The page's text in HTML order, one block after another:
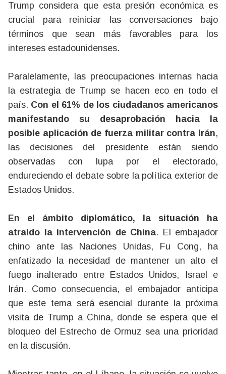
Trump considera que esta presión económica es
crucial para reiniciar las conversaciones bajo
términos que sean más favorables para los
intereses estadounidenses.
Paralelamente, las preocupaciones internas hacia
la estrategia de Trump se hacen eco en todo el
país. Con el 61% de los ciudadanos americanos
manifestando su desaprobación hacia la
posible aplicación de fuerza militar contra Irán,
las decisiones del presidente están siendo
observadas con lupa por el electorado,
endureciendo el debate sobre la política exterior de
Estados Unidos.
En el ámbito diplomático, la situación ha
atraído la intervención de China. El embajador
chino ante las Naciones Unidas, Fu Cong, ha
enfatizado la necesidad de mantener un alto el
fuego inalterado entre Estados Unidos, Israel e
Irán. Como consecuencia, el embajador anticipa
que este tema será esencial durante la próxima
visita de Trump a China, donde se espera que el
bloqueo del Estrecho de Ormuz sea una prioridad
en la discusión.